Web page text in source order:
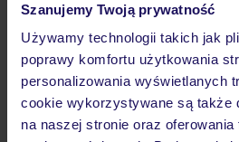
Szanujemy Twoją prywatność
Używamy technologii takich jak
poprawy komfortu użytkowania
personalizowania wyświetlanych
cookie wykorzystywane są także
na naszej stronie oraz